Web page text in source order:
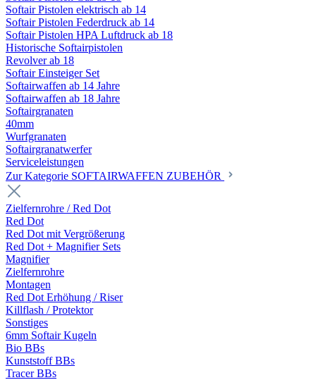
Softair Pistolen elektrisch ab 14
Softair Pistolen Federdruck ab 14
Softair Pistolen HPA Luftdruck ab 18
Historische Softairpistolen
Revolver ab 18
Softair Einsteiger Set
Softairwaffen ab 14 Jahre
Softairwaffen ab 18 Jahre
Softairgranaten
40mm
Wurfgranaten
Softairgranatwerfer
Serviceleistungen
Zur Kategorie SOFTAIRWAFFEN ZUBEHÖR
Zielfernrohre / Red Dot
Red Dot
Red Dot mit Vergrößerung
Red Dot + Magnifier Sets
Magnifier
Zielfernrohre
Montagen
Red Dot Erhöhung / Riser
Killflash / Protektor
Sonstiges
6mm Softair Kugeln
Bio BBs
Kunststoff BBs
Tracer BBs